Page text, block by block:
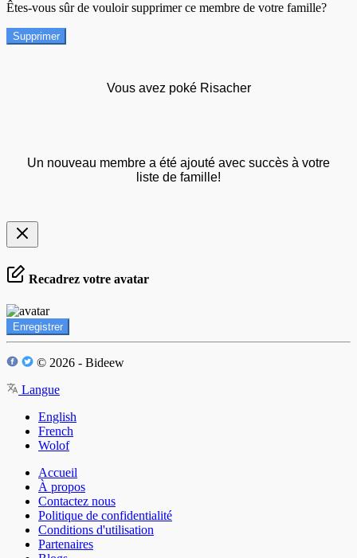
Êtes-vous sûr de vouloir supprimer ce membre de votre famille?
Supprimer
Vous avez poké Risacher
Un nouveau membre a été ajouté avec succès à votre
liste de famille!
Recadrez votre avatar
Enregistrer
© 2026 - Bideew
Langue
English
French
Wolof
Accueil
À propos
Contactez nous
Politique de confidentialité
Conditions d'utilisation
Partenaires